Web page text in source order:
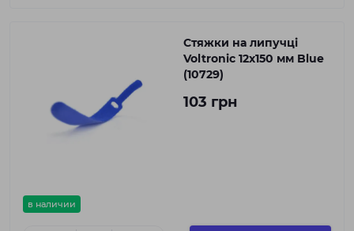
в наличии
Стяжки на липучці
Voltronic 12х150 мм Blue
(10729)
103 грн